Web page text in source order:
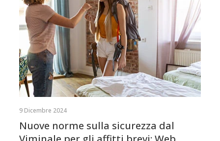
9 Dicembre 2024
Nuove norme sulla sicurezza dal